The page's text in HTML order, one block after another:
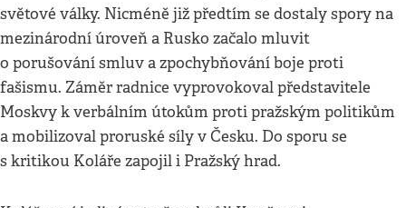
světové války. Nicméně již předtím se dostaly spory na
mezinárodní úroveň a Rusko začalo mluvit
o porušování smluv a zpochybňování boje proti
fašismu. Záměr radnice vyprovokoval představitele
Moskvy k verbálním útokům proti pražským politikům
a mobilizoval proruské síly v Česku. Do sporu se
s kritikou Koláře zapojil i Pražský hrad.